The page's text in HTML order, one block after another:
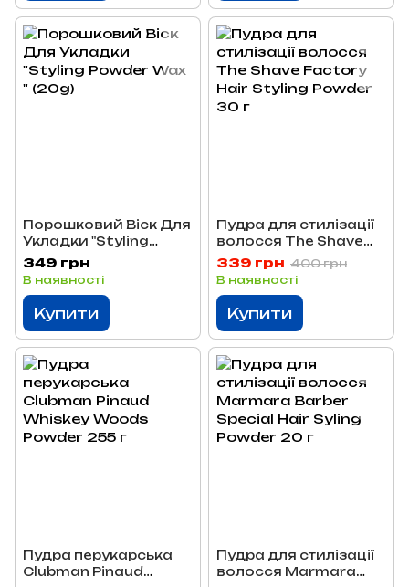
Порошковий Віск Для
Укладки "Styling
Powder Wax " (20g)
349 грн
В наявності
Купити
Пудра для стилізації
волосся The Shave
Factory Hair Styling
Powder 30 г
339 грн 400 грн
В наявності
Купити
Пудра перукарська
Clubman Pinaud
Пудра для стилізації
волосся Marmara